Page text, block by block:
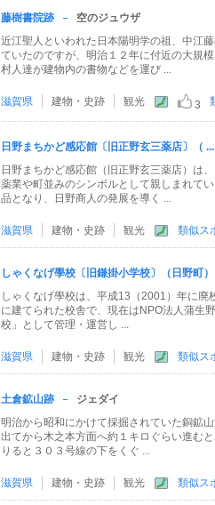
藤樹書院跡 空のジュウザ
近江聖人といわれた日本陽明学の祖、中江
ていたのですが、明治１２年に付近の大規
村人達が建物内の書物などを運び ...
滋賀県 建物・史跡 観光 3
日野まちかど感応館〔旧正野玄三薬店〕（ ...
日野まちかど感応館（旧正野玄三薬店）は
薬業や町並みのシンボルとして親しまれて
品となり、日野商人の発展を導く ...
滋賀県 建物・史跡 観光 類似ス
しゃくなげ學校〔旧鎌掛小学校〕（日野町）
しゃくなげ學校は、平成13（2001）年に
に建てられた校舎で、現在はNPO法人蒲生
校」として管理・運営し ...
滋賀県 建物・史跡 観光 類似ス
土倉鉱山跡 ジェダイ
明治から昭和にかけて採掘されていた銅鉱
出てから木之本方面へ約１キロぐらい進む
りると３０３号線の下をくぐ ...
滋賀県 建物・史跡 観光 類似ス